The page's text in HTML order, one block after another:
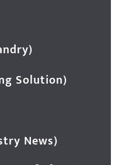
Solution)
News)